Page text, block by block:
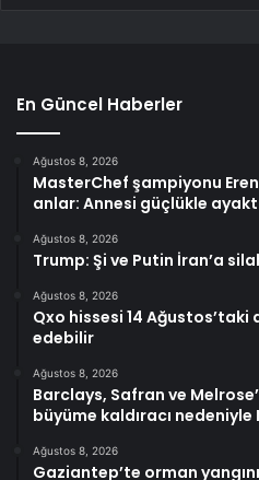
En Güncel Haberler
Ağustos 8, 2026
MasterChef şampiyonu
anlar: Annesi güçlükle
Ağustos 8, 2026
Trump: Şi ve Putin İran’a
Ağustos 8, 2026
Qxo hissesi 14
edebilir
Ağustos 8, 2026
Barclays, Safran ve
büyüme kaldıracı nedeniyle
Ağustos 8, 2026
Gaziantep’te orman